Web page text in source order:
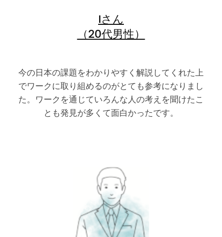
Iさん
（20代男性）
今の日本の課題をわかりやすく解説してくれた上
でワークに取り組めるのがとても参考になりまし
た。ワークを通じていろんな人の考えを聞けたこ
とも発見が多くて面白かったです。